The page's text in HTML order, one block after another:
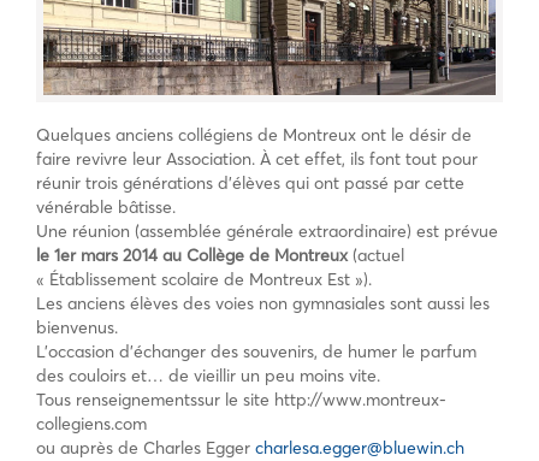
Quelques anciens collégiens de Montreux ont le désir de
faire revivre leur Association. À cet effet, ils font tout pour
réunir trois générations d’élèves qui ont passé par cette
vénérable bâtisse.
Une réunion (assemblée générale extraordinaire) est prévue
le 1er mars 2014 au Collège de Montreux (actuel
« Établissement scolaire de Montreux Est »).
Les anciens élèves des voies non gymnasiales sont aussi les
bienvenus.
L’occasion d’échanger des souvenirs, de humer le parfum
des couloirs et… de vieillir un peu moins vite.
Tous renseignementssur le site http://www.montreux-
collegiens.com
ou auprès de Charles Egger charlesa.egger@bluewin.ch